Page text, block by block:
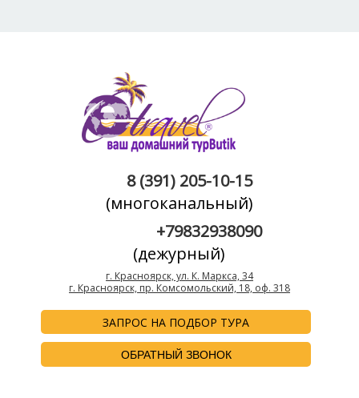
ЗАПРОС НА ПОДБОР ТУРА
ОБРАТНЫЙ ЗВОНОК
8 (391) 205-10-15
(многоканальный)
+79832938090
(дежурный)
г. Красноярск, ул. К. Маркса, 34
г. Красноярск, пр. Комсомольский, 18, оф. 318